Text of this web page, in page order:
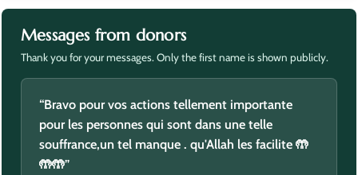
Messages from donors
Thank you for your messages. Only the first name is shown publicly.
“Baraka Allah ou fikoum”
Said